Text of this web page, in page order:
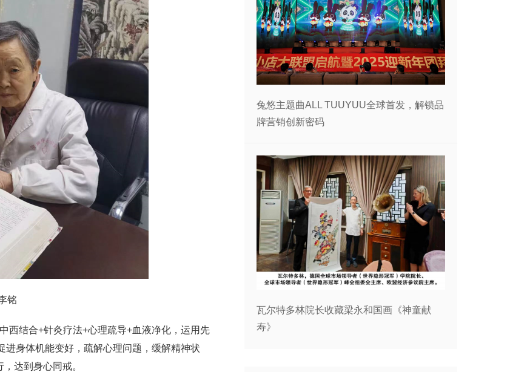
铭
西结合+针灸疗法+心理疏导+血液净化，运用先
身体机能变好，疏解心理问题，缓解精神状
达到身心同戒。
兔悠主题曲ALL TUUYUU全球首发，解锁品
牌营销创新密码
瓦尔特多林院长收藏梁永和国画《神童献
寿》